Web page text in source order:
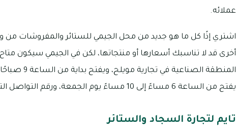
عملائه.
اشتري إذًا كل ما هو جديد من محل الجيمي للستائر والمفروشات من
أخرى قد لا تناسبك أسعارها أو منتجاتها، لكن في الجيمي سيكون
يفتح من الساعة 6 مساءً إلى 10 مساءً يوم الجمعة، ورقم التواصل التابع له هو: 1786 290 050
تايم لتجارة السجاد والستائر